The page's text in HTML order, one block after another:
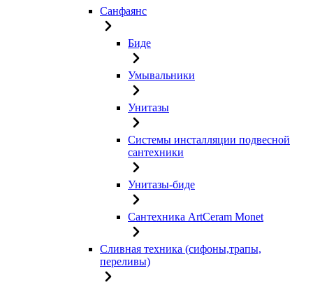
Санфаянс
Биде
Умывальники
Унитазы
Системы инсталляции подвесной
сантехники
Унитазы-биде
Сантехника ArtCeram Monet
Сливная техника (сифоны,трапы,
переливы)